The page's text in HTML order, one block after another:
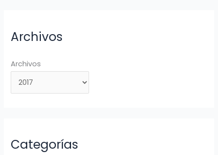
Archivos
Archivos
Categorías